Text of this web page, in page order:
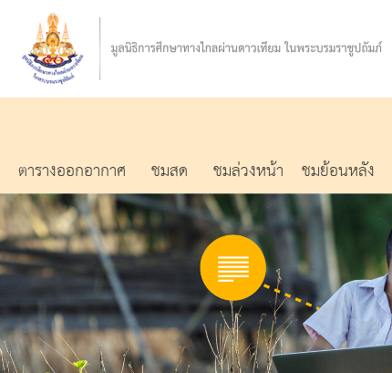
ตารางออกอากาศ ชมสด ชมล่วงหน้า ชมย้อนหลัง